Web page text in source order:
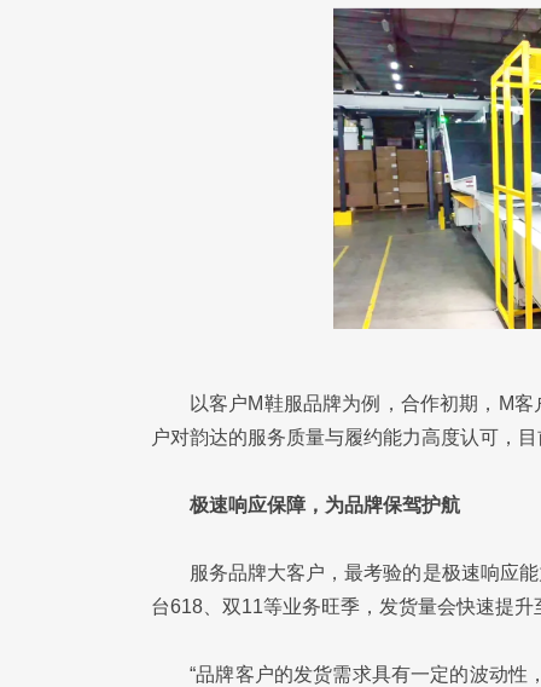
以客户M鞋服品牌为例，合作初期，M
户对韵达的服务质量与履约能力高度认可，
极速响应保障，为品牌保驾护航
服务品牌大客户，最考验的是极速响应
台618、双11等业务旺季，发货量会快速提
“品牌客户的发货需求具有一定的波动性